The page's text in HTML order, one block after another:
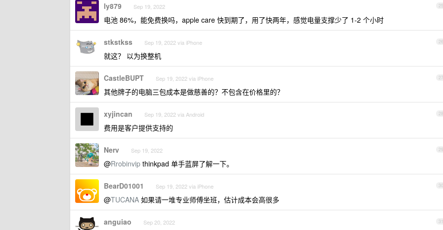
25
ly879 Sep 19, 2022
电池 86%，能免费换吗，apple care 快到期了，用了快两年，感觉电量支撑少了 1-2 个小时
26
stkstkss Sep 19, 2022 via iPhone
就这？ 以为换整机
27
CastleBUPT Sep 19, 2022 via iPhone
其他牌子的电脑三包成本是做慈善的？不包含在价格里的？
28
xyjincan Sep 19, 2022 via Android
费用是客户提供支持的
29
Nerv Sep 19, 2022
@Rrobinvip thinkpad 单手蓝屏了解一下。
30
BearD01001 Sep 19, 2022 via iPhone
@TUCANA 如果请一堆专业师傅坐班，估计成本会高很多
31
anguiao Sep 20, 2022